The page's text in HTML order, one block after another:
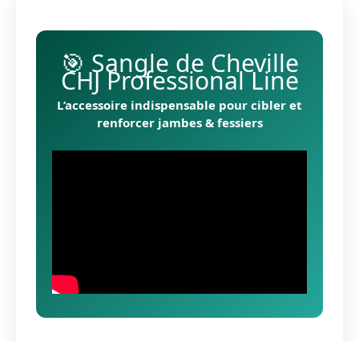
🎯 Sangle de Cheville
CHJ Professional Line
L’accessoire indispensable pour cibler et
renforcer jambes & fessiers